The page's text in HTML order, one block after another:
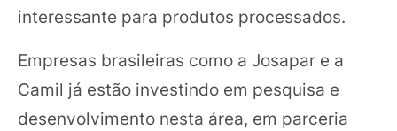
interessante para produtos processados.
Empresas brasileiras como a Josapar e a
Camil já estão investindo em pesquisa e
desenvolvimento nesta área, em parceria